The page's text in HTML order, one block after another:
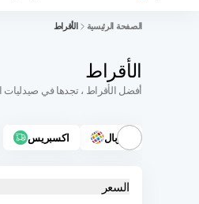
الصفحة الرئيسية الأقراط
الأقراط
أفضل الأقراط ، تجدها في صيدليات
جلوبال اكسبريس
السعر